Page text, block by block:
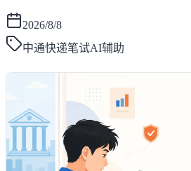
2026/8/8
中通快递笔试AI辅助